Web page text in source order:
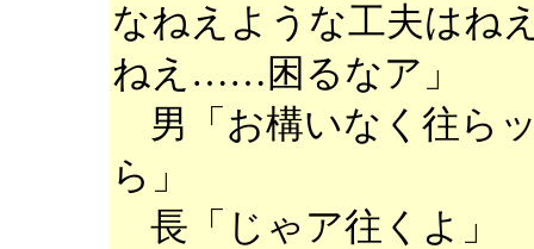
なねえような工夫は
ねえ……困るなア」
男「お構いなく往ら
ら」
長「じゃア往くよ」